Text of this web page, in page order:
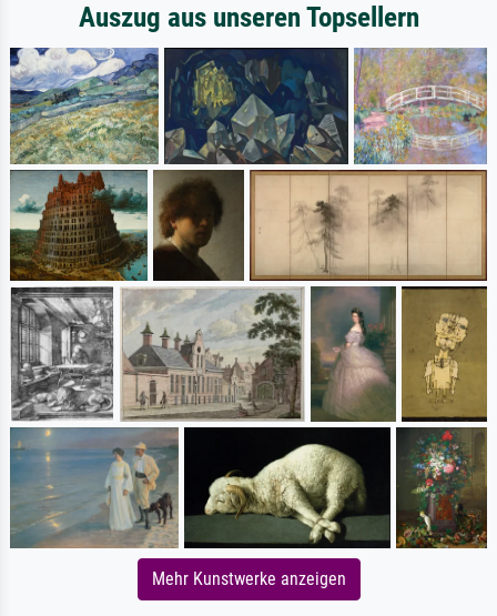
Auszug aus unseren Topsellern
Mehr Kunstwerke anzeigen